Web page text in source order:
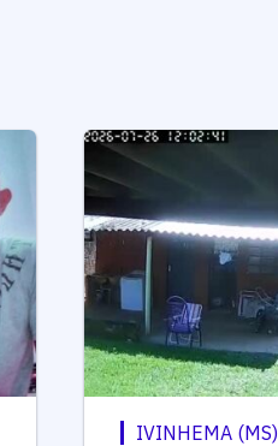
IVINHEMA (MS)